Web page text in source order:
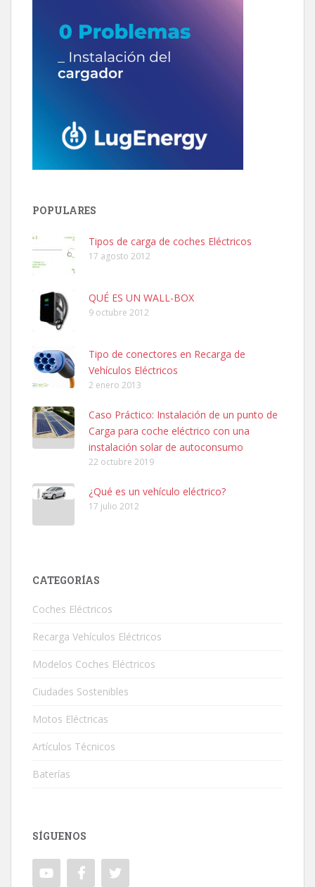
POPULARES
Tipos de carga de coches Eléctricos
17 agosto 2012
QUÉ ES UN WALL-BOX
9 octubre 2012
Tipo de conectores en Recarga de
Vehículos Eléctricos
2 enero 2013
Caso Práctico: Instalación de un punto de
Carga para coche eléctrico con una
instalación solar de autoconsumo
22 octubre 2019
¿Qué es un vehículo eléctrico?
17 julio 2012
CATEGORÍAS
Coches Eléctricos
Recarga Vehículos Eléctricos
Modelos Coches Eléctricos
Ciudades Sostenibles
Motos Eléctricas
Artículos Técnicos
Baterías
SÍGUENOS